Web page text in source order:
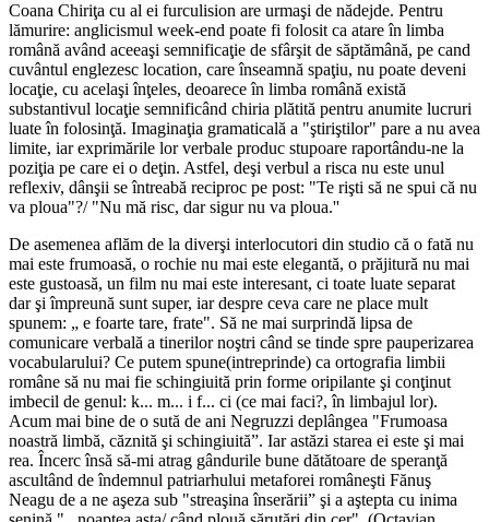
Coana Chiriţa cu al ei furculision are urmaşi de nădejde. Pentru
lămurire: anglicismul week-end poate fi folosit ca atare în limba
română având aceeaşi semnificaţie de sfârşit de săptămână, pe cand
cuvântul englezesc location, care înseamnă spaţiu, nu poate deveni
locaţie, cu acelaşi înţeles, deoarece în limba română există
substantivul locaţie semnificând chiria plătită pentru anumite lucruri
luate în folosinţă. Imaginaţia gramaticală a "ştiriştilor" pare a nu avea
limite, iar exprimările lor verbale produc stupoare raportându-ne la
poziţia pe care ei o deţin. Astfel, deşi verbul a risca nu este unul
reflexiv, dânşii se întreabă reciproc pe post: "Te rişti să ne spui că nu
va ploua"?/ "Nu mă risc, dar sigur nu va ploua.''
De asemenea aflăm de la diverşi interlocutori din studio că o fată nu
mai este frumoasă, o rochie nu mai este elegantă, o prăjitură nu mai
este gustoasă, un film nu mai este interesant, ci toate luate separat
dar şi împreună sunt super, iar despre ceva care ne place mult
spunem: „ e foarte tare, frate". Să ne mai surprindă lipsa de
comunicare verbală a tinerilor noştri când se tinde spre pauperizarea
vocabularului? Ce putem spune(intreprinde) ca ortografia limbii
române să nu mai fie schingiuită prin forme oripilante şi conţinut
imbecil de genul: k... m... i f... ci (ce mai faci?, în limbajul lor).
Acum mai bine de o sută de ani Negruzzi deplângea "Frumoasa
noastră limbă, căznită şi schingiuită”. Iar astăzi starea ei este şi mai
rea. Încerc însă să-mi atrag gândurile bune dătătoare de speranţă
ascultând de îndemnul patriarhului metaforei româneşti Fănuş
Neagu de a ne aşeza sub "streaşina înserării” şi a aştepta cu inima